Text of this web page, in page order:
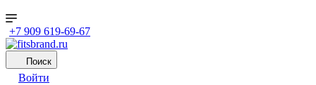
+7 909 619-69-67
Поиск
Войти